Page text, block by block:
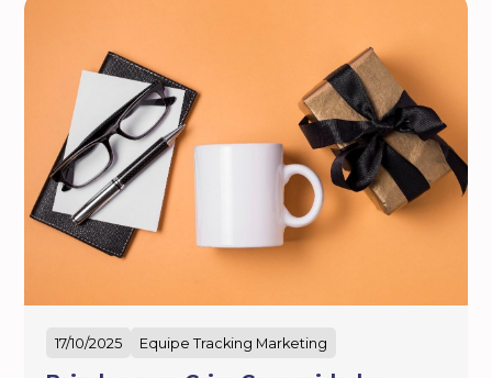
17/10/2025 Equipe Tracking Marketing